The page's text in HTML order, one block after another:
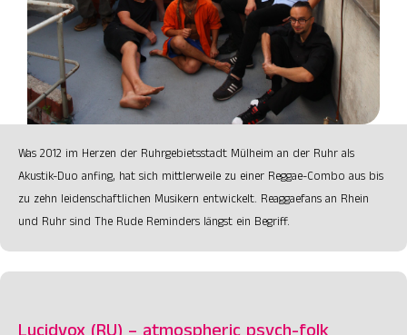
Was 2012 im Herzen der Ruhrgebietsstadt Mülheim an der Ruhr als
Akustik-Duo anfing, hat sich mittlerweile zu einer Reggae-Combo aus bis
zu zehn leidenschaftlichen Musikern entwickelt. Reaggaefans an Rhein
und Ruhr sind The Rude Reminders längst ein Begriff.